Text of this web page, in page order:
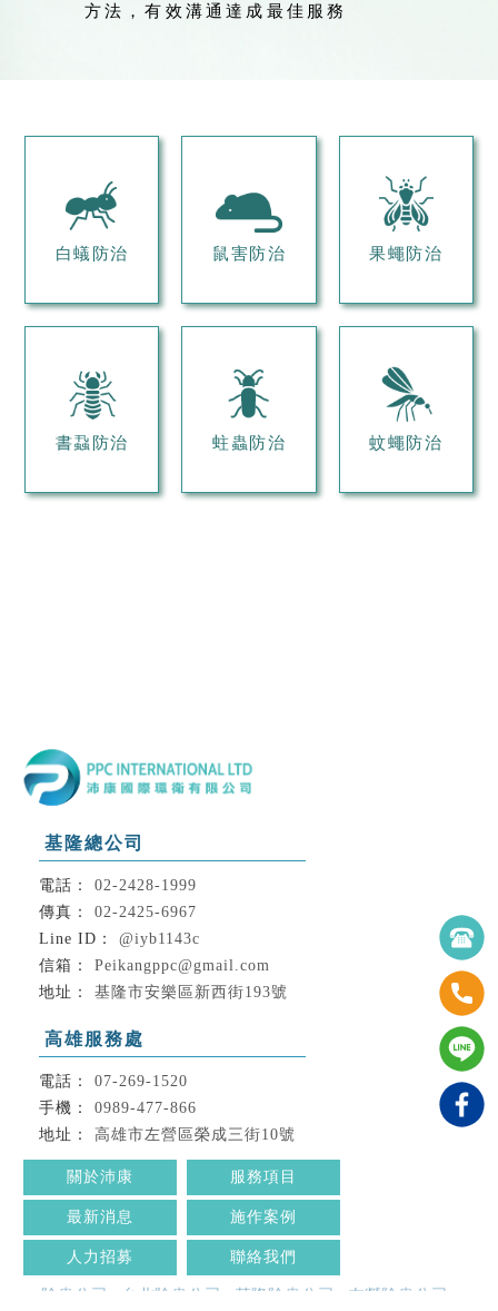
方法，有效溝通達成最佳服務
白蟻防治 鼠害防治 果蠅防治
書蝨防治 蛀蟲防治 蚊蠅防治
基隆總公司
02-2428-1999
02-2425-6967
@iyb1143c
Peikangppc@gmail.com
基隆市安樂區新西街193號
高雄服務處
07-269-1520
0989-477-866
高雄市左營區榮成三街10號
關於沛康 服務項目
最新消息 施作案例
人力招募 聯絡我們
除蟲公司 台北除蟲公司 基隆除蟲公司
左營除蟲公司